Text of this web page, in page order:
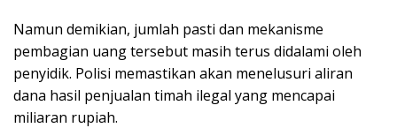
Namun demikian, jumlah pasti dan mekanisme
pembagian uang tersebut masih terus didalami oleh
penyidik. Polisi memastikan akan menelusuri aliran
dana hasil penjualan timah ilegal yang mencapai
miliaran rupiah.